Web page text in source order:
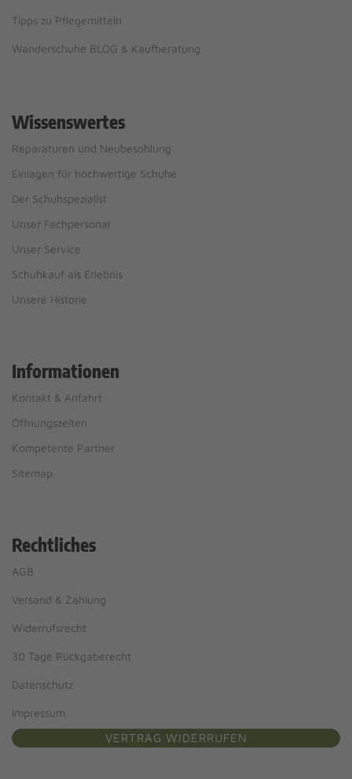
Tipps zu Pflegemitteln
Wanderschuhe BLOG & Kaufberatung
Wissenswertes
Reparaturen und Neubesohlung
Einlagen für hochwertige Schuhe
Der Schuhspezialist
Unser Fachpersonal
Unser Service
Schuhkauf als Erlebnis
Unsere Historie
Informationen
Kontakt & Anfahrt
Öffnungszeiten
Kompetente Partner
Sitemap
Rechtliches
AGB
Versand & Zahlung
Widerrufsrecht
30 Tage Rückgaberecht
Datenschutz
Impressum
VERTRAG WIDERRUFEN